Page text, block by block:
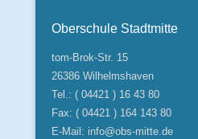
Oberschule Stadtmitte
tom-Brok-Str. 15
26386 Wilhelmshaven
Tel.: ( 04421 ) 16 43 80
Fax: ( 04421 ) 164 143 80
E-Mail: info@obs-mitte.de